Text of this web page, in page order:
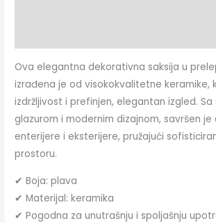
Ova elegantna dekorativna saksija u
izrađena je od visokokvalitetne keramike,
izdržljivost i prefinjen, elegantan izgled. Sa
glazurom i modernim dizajnom, savršen
enterijere i eksterijere, pružajući
prostoru.
✔ Boja: plava
✔ Materijal: keramika
✔ Pogodna za unutrašnju i spoljašnju